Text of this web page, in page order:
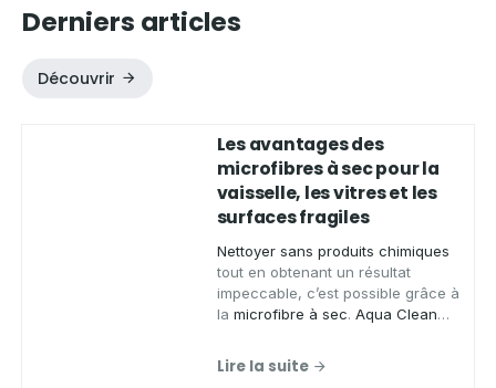
Derniers articles
Découvrir
Les avantages des
microfibres à sec pour la
vaisselle, les vitres et les
surfaces fragiles
Nettoyer sans produits chimiques
tout en obtenant un résultat
impeccable, c’est possible grâce à
la microfibre à sec. Aqua Clean
zéro déchet, vous présente ses
chiffons microfibres de qualité
Lire la suite